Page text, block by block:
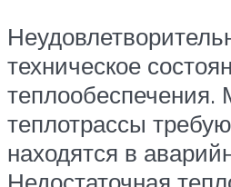
техническое
теплообеспечения.
теплотрассы
находятся в